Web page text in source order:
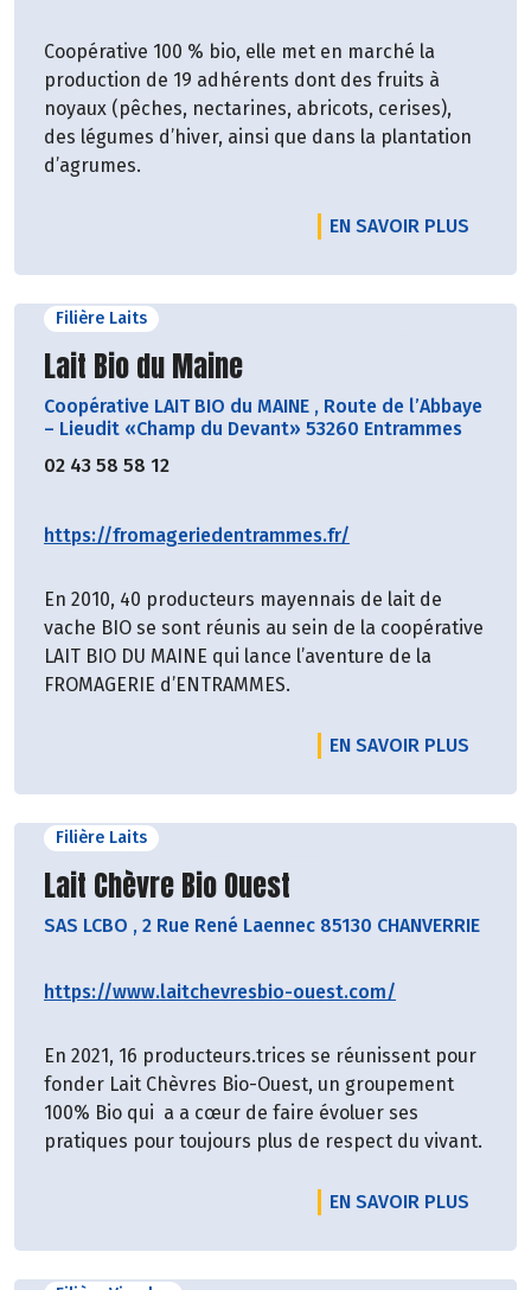
Coopérative 100 % bio, elle met en marché la
production de 19 adhérents dont des fruits à
noyaux (pêches, nectarines, abricots, cerises),
des légumes d’hiver, ainsi que dans la plantation
d’agrumes.
EN SAVOIR PLUS
Filière Laits
Découvrir le producteur
Lait Bio du Maine
Coopérative LAIT BIO du MAINE , Route de l’Abbaye
– Lieudit «Champ du Devant» 53260 Entrammes
02 43 58 58 12
https://fromageriedentrammes.fr/
En 2010, 40 producteurs mayennais de lait de
vache BIO se sont réunis au sein de la coopérative
LAIT BIO DU MAINE qui lance l’aventure de la
FROMAGERIE d’ENTRAMMES.
EN SAVOIR PLUS
Filière Laits
Découvrir le producteur
Lait Chèvre Bio Ouest
SAS LCBO , 2 Rue René Laennec 85130 CHANVERRIE
https://www.laitchevresbio-ouest.com/
En 2021, 16 producteurs.trices se réunissent pour
fonder Lait Chèvres Bio-Ouest, un groupement
100% Bio qui a a cœur de faire évoluer ses
pratiques pour toujours plus de respect du vivant.
EN SAVOIR PLUS